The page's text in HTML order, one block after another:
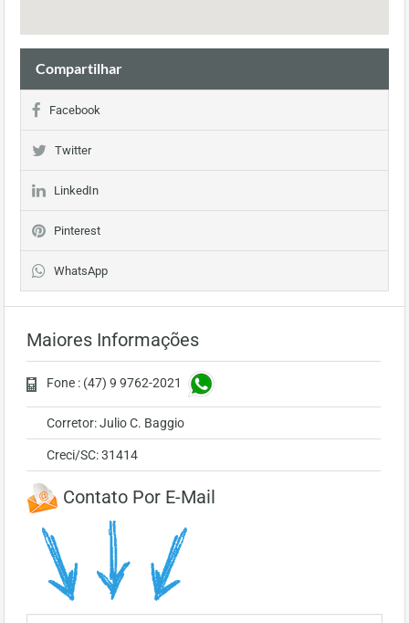
Compartilhar
Facebook
Twitter
LinkedIn
Pinterest
WhatsApp
Maiores Informações
Fone : (47) 9 9762-2021
Corretor: Julio C. Baggio
Creci/SC: 31414
Contato Por E-Mail